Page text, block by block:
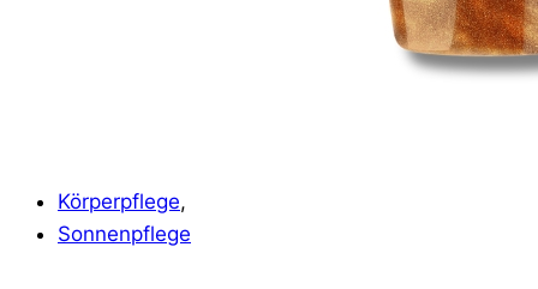
Körperpflege,
Sonnenpflege